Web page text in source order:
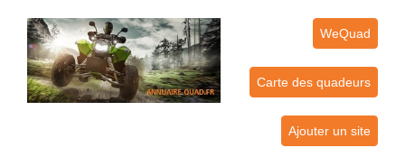
WeQuad
Carte des quadeurs
Ajouter un site